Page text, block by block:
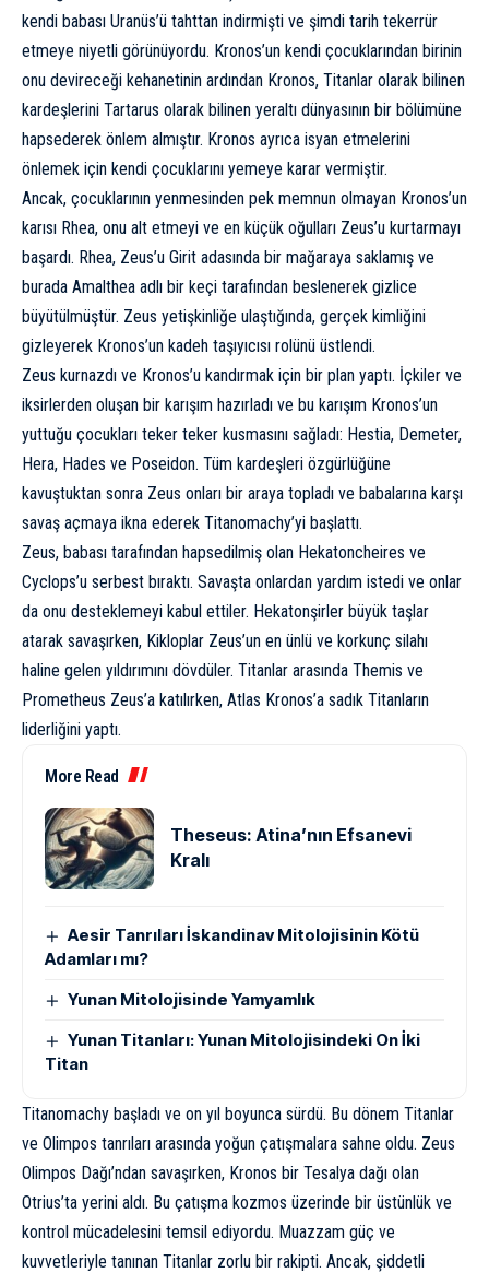
kendi babası Uranüs’ü tahttan indirmişti ve şimdi tarih tekerrür
etmeye niyetli görünüyordu. Kronos’un kendi çocuklarından birinin
onu devireceği kehanetinin ardından Kronos, Titanlar olarak bilinen
kardeşlerini Tartarus olarak bilinen yeraltı dünyasının bir bölümüne
hapsederek önlem almıştır. Kronos ayrıca isyan etmelerini
önlemek için kendi çocuklarını yemeye karar vermiştir.
Ancak, çocuklarının yenmesinden pek memnun olmayan Kronos’un
karısı Rhea, onu alt etmeyi ve en küçük oğulları Zeus’u kurtarmayı
başardı. Rhea, Zeus’u Girit adasında bir mağaraya saklamış ve
burada Amalthea adlı bir keçi tarafından beslenerek gizlice
büyütülmüştür. Zeus yetişkinliğe ulaştığında, gerçek kimliğini
gizleyerek Kronos’un kadeh taşıyıcısı rolünü üstlendi.
Zeus kurnazdı ve Kronos’u kandırmak için bir plan yaptı. İçkiler ve
iksirlerden oluşan bir karışım hazırladı ve bu karışım Kronos’un
yuttuğu çocukları teker teker kusmasını sağladı: Hestia, Demeter,
Hera, Hades ve Poseidon. Tüm kardeşleri özgürlüğüne
kavuştuktan sonra Zeus onları bir araya topladı ve babalarına karşı
savaş açmaya ikna ederek Titanomachy’yi başlattı.
Zeus, babası tarafından hapsedilmiş olan Hekatoncheires ve
Cyclops’u serbest bıraktı. Savaşta onlardan yardım istedi ve onlar
da onu desteklemeyi kabul ettiler. Hekatonşirler büyük taşlar
atarak savaşırken, Kikloplar Zeus’un en ünlü ve korkunç silahı
haline gelen yıldırımını dövdüler. Titanlar arasında Themis ve
Prometheus Zeus’a katılırken, Atlas Kronos’a sadık Titanların
liderliğini yaptı.
More Read
Theseus: Atina’nın Efsanevi
Kralı
Aesir Tanrıları İskandinav Mitolojisinin Kötü
Adamları mı?
Yunan Mitolojisinde Yamyamlık
Yunan Titanları: Yunan Mitolojisindeki On İki
Titan
Titanomachy başladı ve on yıl boyunca sürdü. Bu dönem Titanlar
ve Olimpos tanrıları arasında yoğun çatışmalara sahne oldu. Zeus
Olimpos Dağı’ndan savaşırken, Kronos bir Tesalya dağı olan
Otrius’ta yerini aldı. Bu çatışma kozmos üzerinde bir üstünlük ve
kontrol mücadelesini temsil ediyordu. Muazzam güç ve
kuvvetleriyle tanınan Titanlar zorlu bir rakipti. Ancak, şiddetli